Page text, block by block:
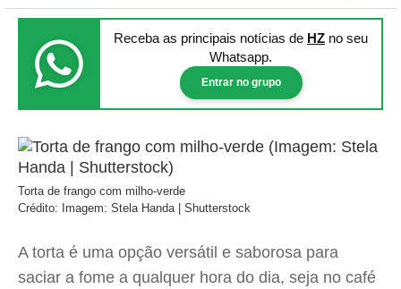
Receba as principais notícias de HZ no seu
Whatsapp.
Entrar no grupo
Torta de frango com milho-verde
Crédito: Imagem: Stela Handa | Shutterstock
A torta é uma opção versátil e saborosa para
saciar a fome a qualquer hora do dia, seja no café